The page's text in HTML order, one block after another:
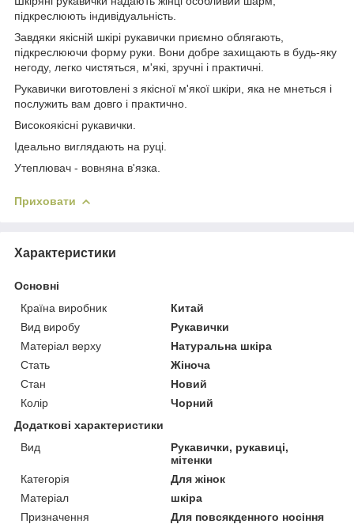
підкреслюють індивідуальність.
Завдяки якісній шкірі рукавички приємно облягають,
підкреслюючи форму руки. Вони добре захищають в будь-яку
негоду, легко чистяться, м'які, зручні і практичні.
Рукавички виготовлені з якісної м'якої шкіри, яка не мнеться і
послужить вам довго і практично.
Високоякісні рукавички.
Ідеально виглядають на руці.
Утеплювач - вовняна в'язка.
Приховати
Характеристики
Основні
Країна виробник
Китай
Вид виробу
Рукавички
Матеріал верху
Натуральна шкіра
Стать
Жіноча
Стан
Новий
Колір
Чорний
Додаткові характеристики
Вид
Рукавички, рукавиці,
мітенки
Категорія
Для жінок
Матеріал
шкіра
Призначення
Для повсякденного носіння